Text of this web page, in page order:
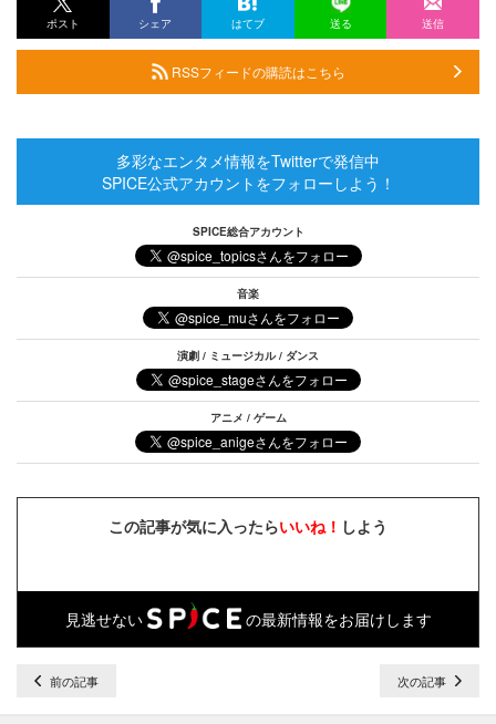
ポスト シェア はてブ 送る 送信
RSSフィードの購読はこちら
多彩なエンタメ情報をTwitterで発信中
SPICE公式アカウントをフォローしよう！
SPICE総合アカウント
音楽
演劇 / ミュージカル / ダンス
アニメ / ゲーム
この記事が気に入ったらいいね！ しよう
見逃せない の最新情報をお届けします
前の記事 次の記事